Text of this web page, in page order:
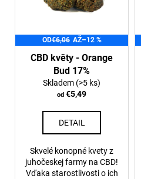
OD€6,06 AŽ–12 %
CBD květy - Orange
Bud 17%
Skladem (>5 ks)
od €5,49
DETAIL
Skvelé konopné kvety z
juhočeskej farmy na CBD!
Vďaka starostlivosti o ich